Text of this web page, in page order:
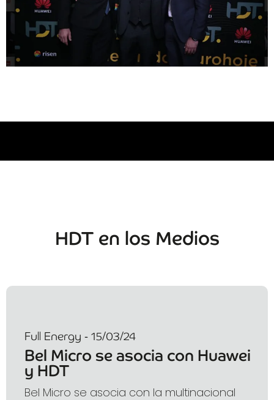
HDT en los Medios
Full Energy - 15/03/24
Bel Micro se asocia con Huawei
y HDT
Bel Micro se asocia con la multinacional